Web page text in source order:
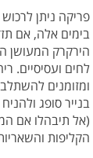
פריקה ניתן
בימים אלה, אם
הירקרק המעושן
לחים ועסיסיים.
ומזומנים
בנייר סופג
(אל תיבהלו אם
הקליפות